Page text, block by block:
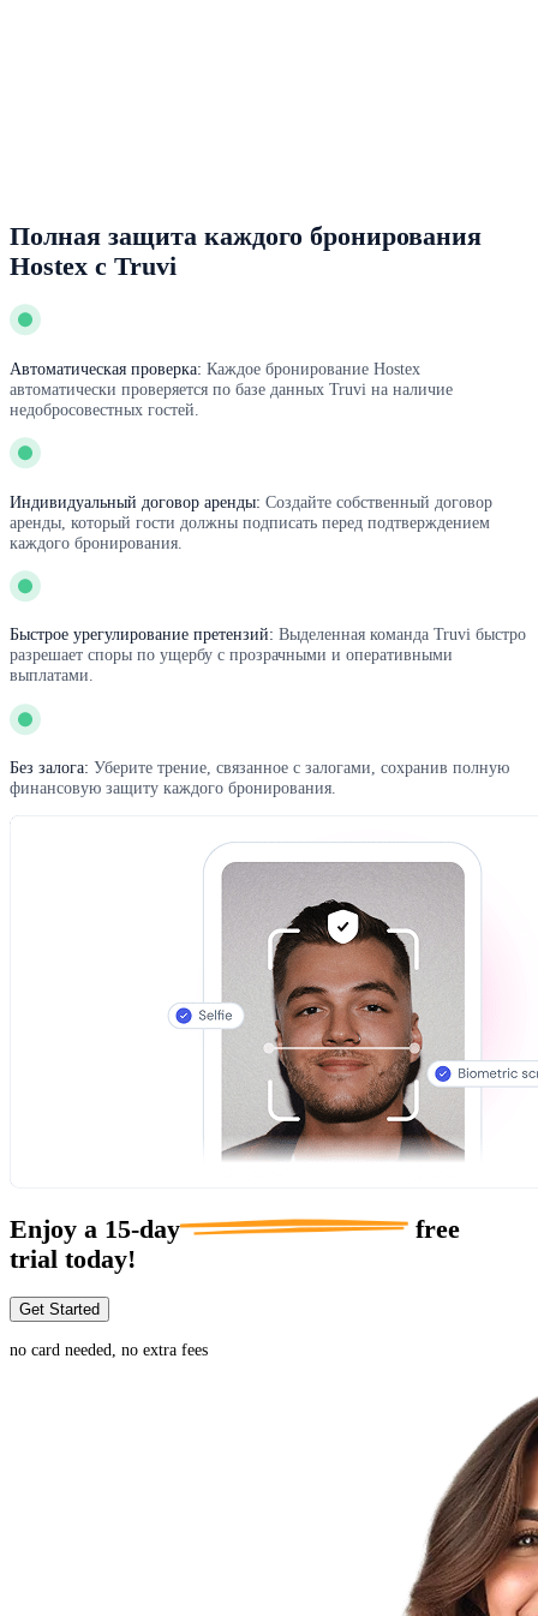
Полная защита каждого бронирования
Hostex с Truvi
Автоматическая проверка: Каждое бронирование Hostex
автоматически проверяется по базе данных Truvi на наличие
недобросовестных гостей.
Индивидуальный договор аренды: Создайте собственный договор
аренды, который гости должны подписать перед подтверждением
каждого бронирования.
Быстрое урегулирование претензий: Выделенная команда Truvi быстро
разрешает споры по ущербу с прозрачными и оперативными
выплатами.
Без залога: Уберите трение, связанное с залогами, сохранив полную
финансовую защиту каждого бронирования.
Enjoy a 15-day
free
trial today!
Get Started
no card needed, no extra fees